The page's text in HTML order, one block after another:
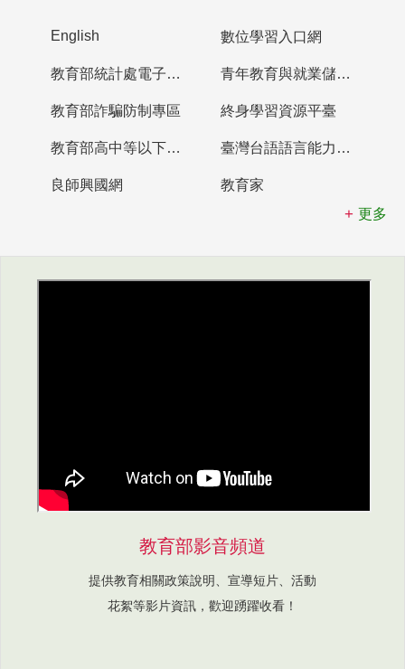
English 數位學習入口網
教育部統計處電子書櫃 青年教育與就業儲蓄帳戶
教育部詐騙防制專區 終身學習資源平臺
教育部高中等以下學校及幼兒園教師資格檢定考試 臺灣台語語言能力認證網站
良師興國網
教育家
更多
教育部影音頻道
提供教育相關政策說明、宣導短片、活動
花絮等影片資訊，歡迎踴躍收看！